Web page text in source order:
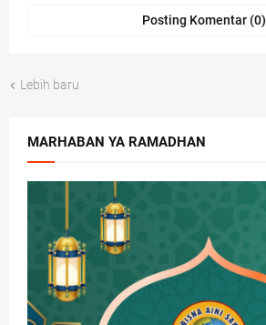
Posting Komentar (0)
Lebih baru
MARHABAN YA RAMADHAN